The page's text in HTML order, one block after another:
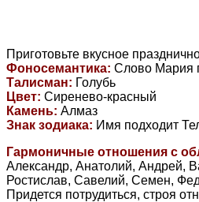
Приготовьте вкусное
Фоносемантика: Слово Мария
Талисман: Голубь
Цвет: Сиренево-красный
Камень: Алмаз
Знак зодиака: Имя подходит
Гармоничные отношения с
Александр, Анатолий, Андрей,
Ростислав, Савелий, Семен,
Придется потрудиться, строя